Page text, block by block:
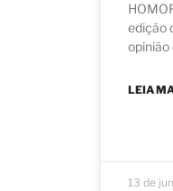
edição
opinião
LEIA
13 de